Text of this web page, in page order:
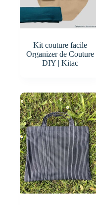
Kit couture facile
Organizer de Couture
DIY | Kitac